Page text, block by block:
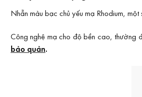
Nhẫn màu bạc chủ yếu mạ Rhodium, một
Công nghệ mạ cho độ bền cao, thường
bảo quản.